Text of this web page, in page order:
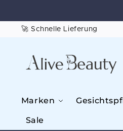
🚀 Schnelle Lieferung
Marken
Sale